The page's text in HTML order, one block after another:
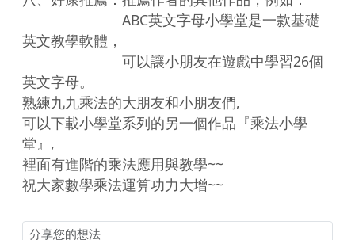
ABC英文字母小學堂是一款基礎
英文教學軟體，
可以讓小朋友在遊戲中學習26個
英文字母。
熟練九九乘法的大朋友和小朋友們,
可以下載小學堂系列的另一個作品『乘法小學
堂』,
裡面有進階的乘法應用與教學~~
祝大家數學乘法運算功力大增~~